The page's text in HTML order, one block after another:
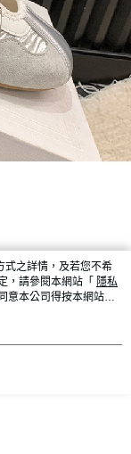
式之詳情，及若您不希
，請參閱本網站「 隱私
意本公司得按本網站使